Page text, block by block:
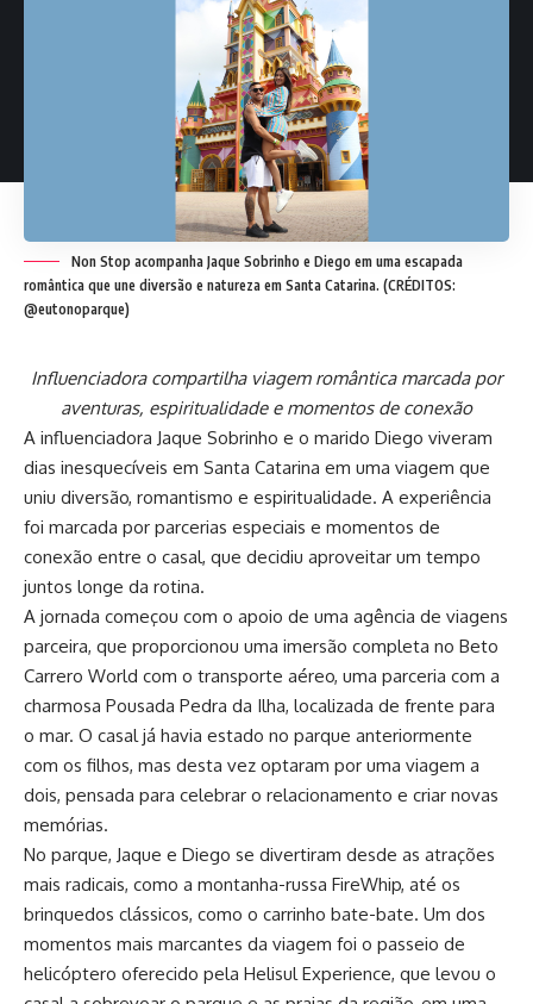
Non Stop acompanha Jaque Sobrinho e Diego em uma escapada
romântica que une diversão e natureza em Santa Catarina. (CRÉDITOS:
@eutonoparque)
Influenciadora compartilha viagem romântica marcada por
aventuras, espiritualidade e momentos de conexão
A influenciadora Jaque Sobrinho e o marido Diego viveram
dias inesquecíveis em Santa Catarina em uma viagem que
uniu diversão, romantismo e espiritualidade. A experiência
foi marcada por parcerias especiais e momentos de
conexão entre o casal, que decidiu aproveitar um tempo
juntos longe da rotina.
A jornada começou com o apoio de uma agência de viagens
parceira, que proporcionou uma imersão completa no Beto
Carrero World com o transporte aéreo, uma parceria com a
charmosa Pousada Pedra da Ilha, localizada de frente para
o mar. O casal já havia estado no parque anteriormente
com os filhos, mas desta vez optaram por uma viagem a
dois, pensada para celebrar o relacionamento e criar novas
memórias.
No parque, Jaque e Diego se divertiram desde as atrações
mais radicais, como a montanha-russa FireWhip, até os
brinquedos clássicos, como o carrinho bate-bate. Um dos
momentos mais marcantes da viagem foi o passeio de
helicóptero oferecido pela Helisul Experience, que levou o